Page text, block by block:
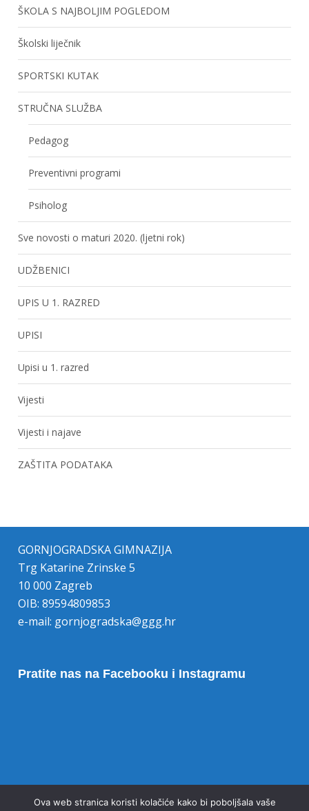
ŠKOLA S NAJBOLJIM POGLEDOM
Školski liječnik
SPORTSKI KUTAK
STRUČNA SLUŽBA
Pedagog
Preventivni programi
Psiholog
Sve novosti o maturi 2020. (ljetni rok)
UDŽBENICI
UPIS U 1. RAZRED
UPISI
Upisi u 1. razred
Vijesti
Vijesti i najave
ZAŠTITA PODATAKA
GORNJOGRADSKA GIMNAZIJA
Trg Katarine Zrinske 5
10 000 Zagreb
OIB: 89594809853
e-mail: gornjogradska@ggg.hr
Pratite nas na Facebooku i Instagramu
Ova web stranica koristi kolačiće kako bi poboljšala vaše